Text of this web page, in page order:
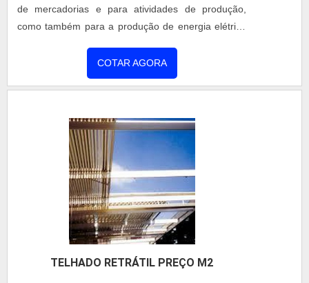
de mercadorias e para atividades de produção,
como também para a produção de energia elétrica
nas coberturas com painel solar, a empresa pode
atingir nível suficiente de autonomia e eficiência de
de painéis ....
COTAR AGORA
TELHADO RETRÁTIL PREÇO M2